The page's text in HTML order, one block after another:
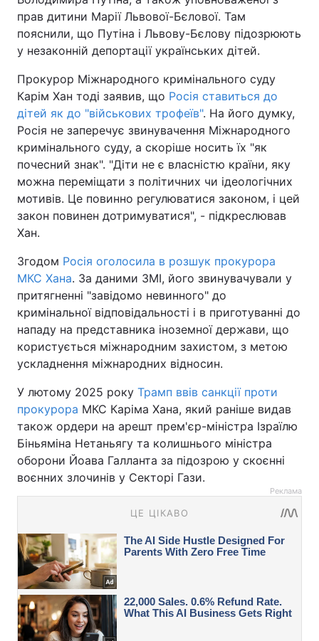
прав дитини Марії Львової-Бєлової. Там
пояснили, що Путіна і Львову-Бєлову підозрюють
у незаконній депортації українських дітей.
Прокурор Міжнародного кримінального суду
Карім Хан тоді заявив, що Росія ставиться до
дітей як до "військових трофеїв". На його думку,
Росія не заперечує звинувачення Міжнародного
кримінального суду, а скоріше носить їх "як
почесний знак". "Діти не є власністю країни, яку
можна переміщати з політичних чи ідеологічних
мотивів. Це повинно регулюватися законом, і цей
закон повинен дотримуватися", - підкреслював
Хан.
Згодом Росія оголосила в розшук прокурора
МКС Хана. За даними ЗМІ, його звинувачували у
притягненні "завідомо невинного" до
кримінальної відповідальності і в приготуванні до
нападу на представника іноземної держави, що
користується міжнародним захистом, з метою
ускладнення міжнародних відносин.
У лютому 2025 року Трамп ввів санкції проти
прокурора МКС Каріма Хана, який раніше видав
також ордери на арешт прем'єр-міністра Ізраїлю
Біньяміна Нетаньягу та колишнього міністра
оборони Йоава Галланта за підозрою у скоєнні
воєнних злочинів у Секторі Гази.
Реклама